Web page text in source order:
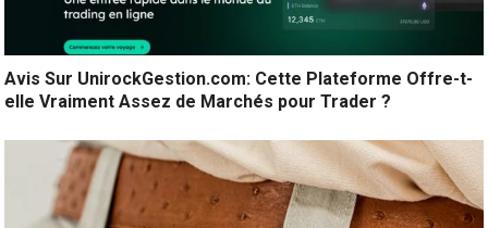
Avis Sur UnirockGestion.com: Cette Plateforme Offre-t-
elle Vraiment Assez de Marchés pour Trader ?